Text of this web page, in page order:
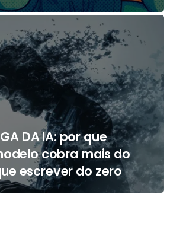
DA IA: por que
cobra mais do
escrever do zero